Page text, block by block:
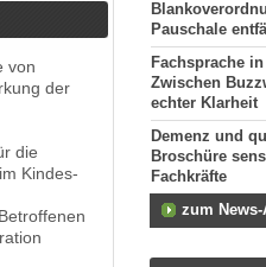
von
der
die
Kindes-
Pauschale
Fachsprache
Zwischen
echter Klarheit
Demenz und
Broschüre
Fachkräfte
zum